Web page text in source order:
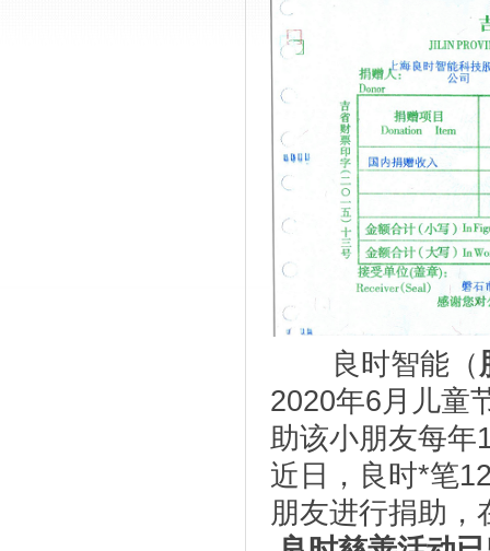
良时智能（
2020年6月儿童
助该小朋友每年
近日，良时*笔
朋友进行捐助，